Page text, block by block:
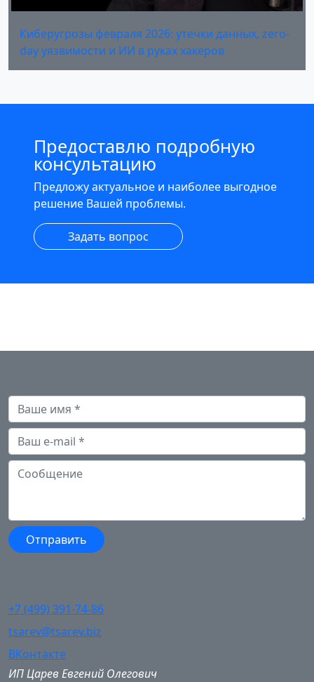
Киберугрозы февраля 2026: утечки данных, zero-
day уязвимости и ИИ в руках хакеров
Предоставлю подробную
консультацию
Предложу актуальное и наиболее выгодное
решение Вашей проблемы.
Задать вопрос
+7 (499) 391-74-86
tsarev@tsarev.biz
ВКонтакте
ИП Царев Евгений Олегович